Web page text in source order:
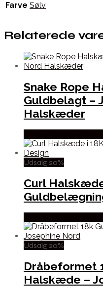
Farve Sølv
Relaterede
Snake Rope
Guldbelagt –
Halskæder
Udsalg 20%
Curl
Udsalg 20%
Dråbeformet
Halskæde –